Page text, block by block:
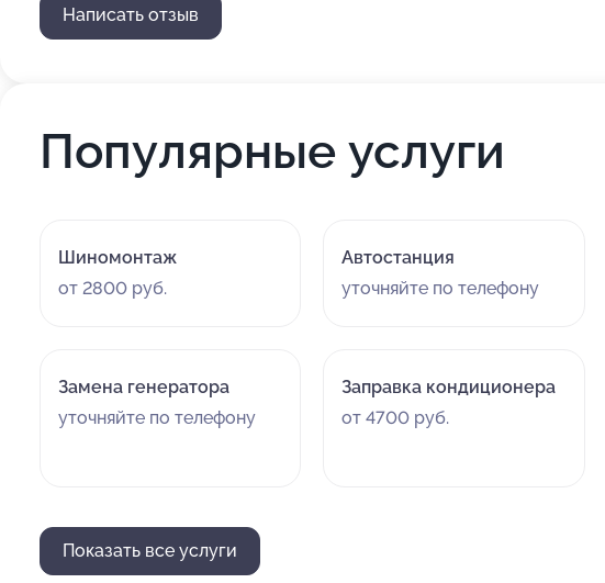
Написать отзыв
Популярные услуги
Шиномонтаж
от 2800 руб.
Автостанция
уточняйте по телефону
Замена генератора
уточняйте по телефону
Заправка кондиционера
от 4700 руб.
Показать все услуги